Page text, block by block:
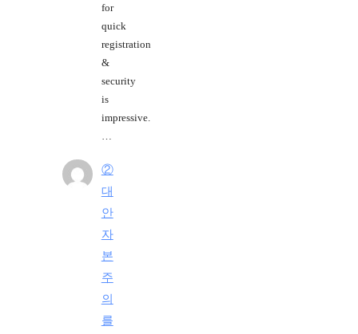
for
quick
registration
&
security
is
impressive.
②
대
안
자
본
주
의
를